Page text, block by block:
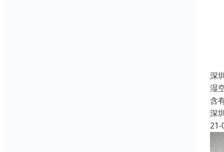
深
湿
含
深
21-